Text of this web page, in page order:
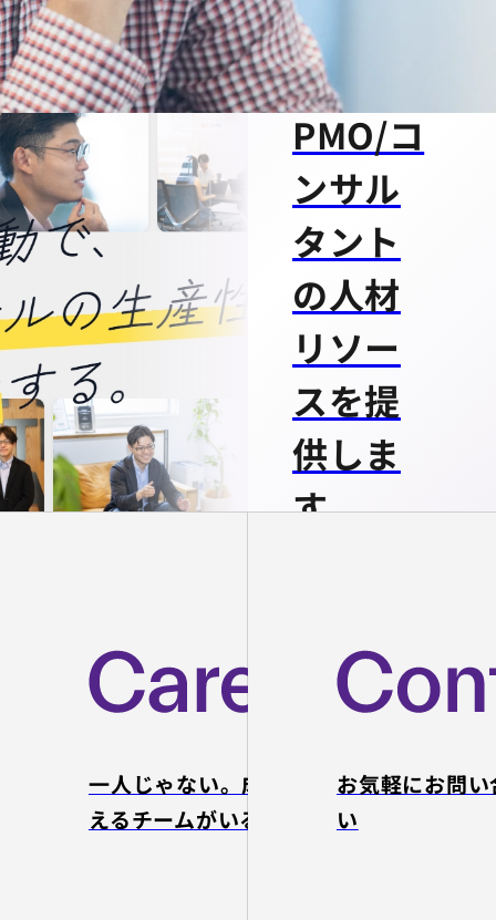
ジー思
考の
PMO/コ
ンサル
タント
の人材
リソー
スを提
供しま
す
の推進を一気通貫
伴走支援。
AI活用で圧倒的な
リソースを提供し
ます。
一人じゃない。成長を支
えるチームがいる。
お気軽にお問
い